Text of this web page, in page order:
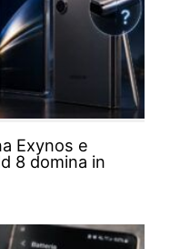
Exynos e
8 domina in